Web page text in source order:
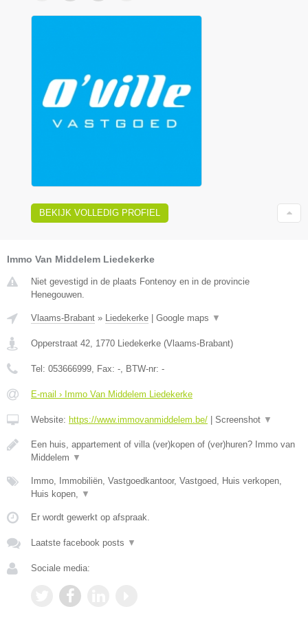
BEKIJK VOLLEDIG PROFIEL
Immo Van Middelem Liedekerke
Niet gevestigd in de plaats Fontenoy en in de provincie
Henegouwen.
Vlaams-Brabant » Liedekerke Google maps ▼
Opperstraat 42 1770 Liedekerke (Vlaams-Brabant)
Tel: 053666999 , Fax: - , BTW-nr: -
E-mail › Immo Van Middelem Liedekerke
Website: https://www.immovanmiddelem.be/ Screenshot ▼
Een huis, appartement of villa (ver)kopen of (ver)huren? Immo van
Middelem ▼
Immo, Immobiliën, Vastgoedkantoor, Vastgoed, Huis verkopen,
Huis kopen,
▼
Er wordt gewerkt op afspraak.
Laatste facebook posts ▼
Sociale media: